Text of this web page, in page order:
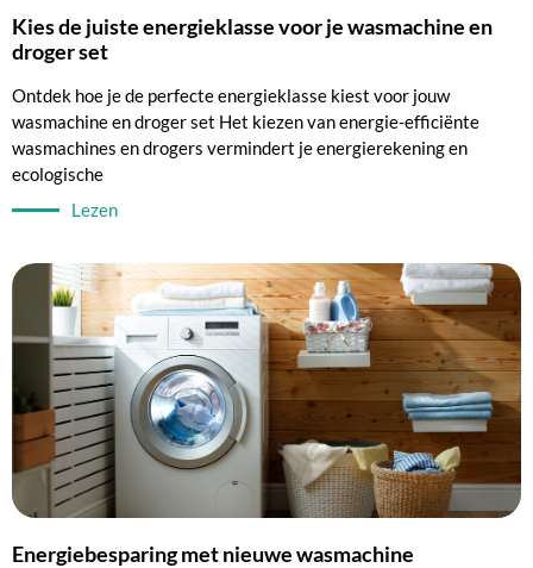
Kies de juiste energieklasse voor je wasmachine en
droger set
Ontdek hoe je de perfecte energieklasse kiest voor jouw
wasmachine en droger set Het kiezen van energie-efficiënte
wasmachines en drogers vermindert je energierekening en
ecologische
Lezen
Energiebesparing met nieuwe wasmachine